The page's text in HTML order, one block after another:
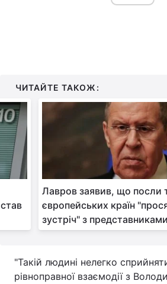
ЧИТАЙТЕ ТАКОЖ:
Лавров заявив, що посли
європейських країн
зустріч" з
"Такій людині нелегко
рівноправної взаємодії з